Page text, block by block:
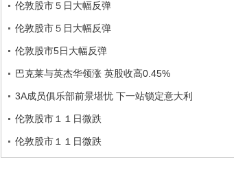
伦敦股市５日大幅反弹
伦敦股市５日大幅反弹
伦敦股市5日大幅反弹
巴克莱与英杰华领涨 英股收高0.45%
3A成员俱乐部前景堪忧 下一站锁定意大利
伦敦股市１１日微跌
伦敦股市１１日微跌